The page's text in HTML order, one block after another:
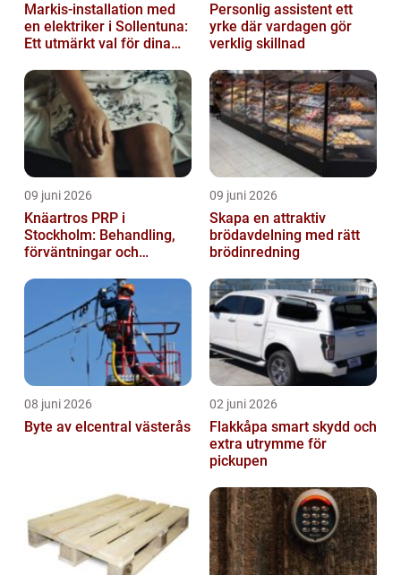
Markis-installation med
en elektriker i Sollentuna:
Ett utmärkt val för dina
Personlig assistent ett
yrke där vardagen gör
verklig skillnad
09 juni 2026
Knäartros PRP i
Stockholm: Behandling,
förväntningar och
09 juni 2026
Skapa en attraktiv
brödavdelning med rätt
brödinredning
08 juni 2026
Byte av elcentral västerås
02 juni 2026
Flakkåpa smart skydd och
extra utrymme för
pickupen